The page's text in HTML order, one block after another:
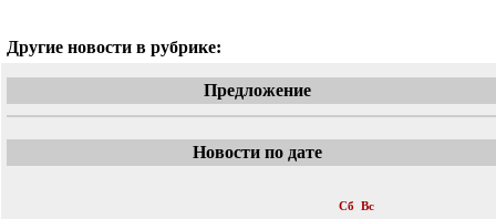
Другие новости в рубрике:
Предложение
Новости по дате
Сб Вс